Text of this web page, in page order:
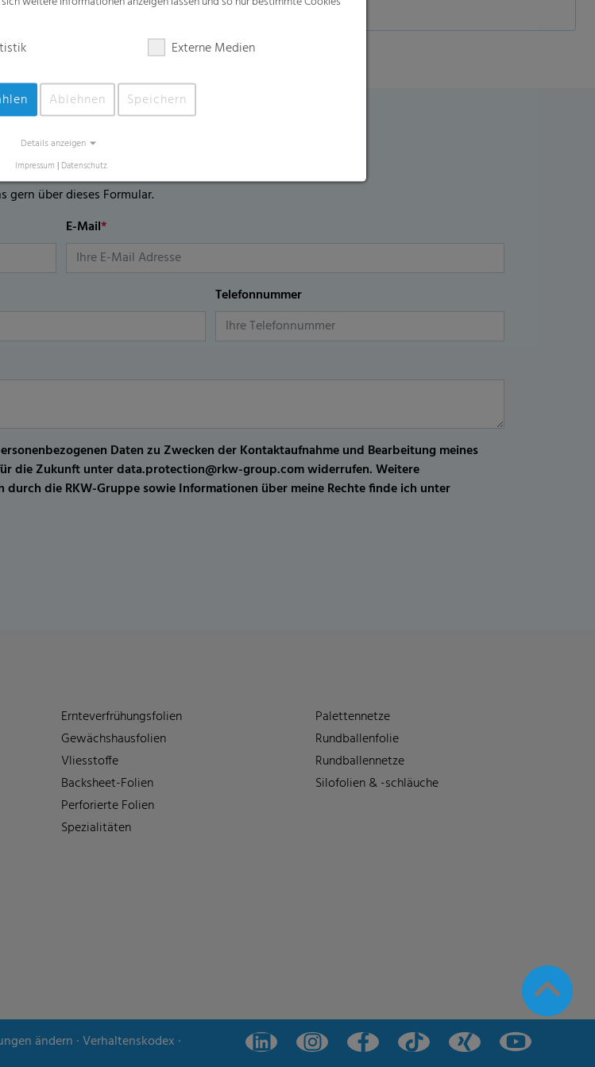
gern über dieses Formular.
E-Mail*
Telefonnummer
Daten zu Zwecken der Kontaktaufnahme und Bearbeitung meines
die Zukunft unter data.protection@rkw-group.com widerrufen. Weitere
die RKW-Gruppe sowie Informationen über meine Rechte finde ich unter
Externe Medien
Ablehnen Speichern
Details anzeigen
Impressum | Datenschutz
Ernteverfrühungsfolien
Gewächshausfolien
Vliesstoffe
Backsheet-Folien
Perforierte Folien
Spezialitäten
Palettennetze
Rundballenfolie
Rundballennetze
Silofolien & -schläuche
ändern ∙Verhaltenskodex ∙